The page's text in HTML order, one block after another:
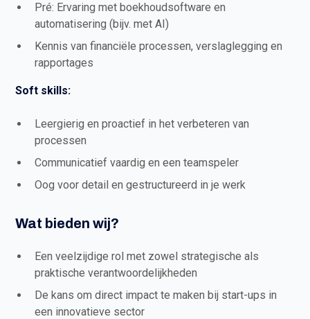
Pré: Ervaring met boekhoudsoftware en
automatisering (bijv. met AI)
Kennis van financiële processen, verslaglegging en
rapportages
Soft skills:
Leergierig en proactief in het verbeteren van
processen
Communicatief vaardig en een teamspeler
Oog voor detail en gestructureerd in je werk
Wat bieden wij?
Een veelzijdige rol met zowel strategische als
praktische verantwoordelijkheden
De kans om direct impact te maken bij start-ups in
een innovatieve sector